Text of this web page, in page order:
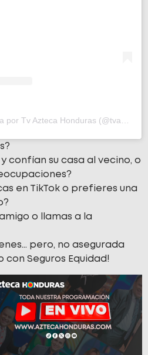
confían su casa al vecino, o
en TikTok o prefieres una
o llamas a la
pero, no asegurada
con Seguros Equidad!